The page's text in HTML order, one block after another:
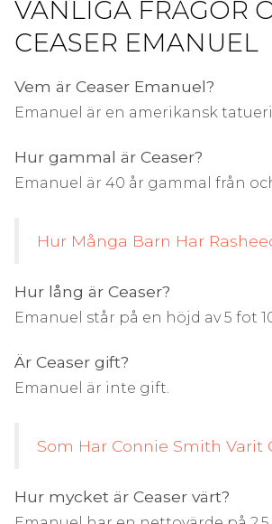
VANLIGA FRÅGOR
CEASER EMANUEL
Vem är Ceaser Emanuel?
Emanuel är en amerikansk
Hur gammal är Ceaser?
Emanuel är 40 år gammal från
Hur Många Barn Har
Hur lång är Ceaser?
Emanuel står på en höjd av 5 fot
Är Ceaser gift?
Emanuel är inte gift.
Som Har Connie Smith Varit
Hur mycket är Ceaser värt?